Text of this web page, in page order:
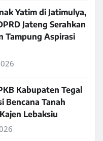
Yatim di Jatimulya,
Jateng Serahkan
Tampung Aspirasi
Kabupaten Tegal
Bencana Tanah
Lebaksiu